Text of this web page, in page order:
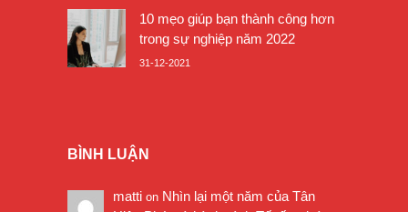
10 mẹo giúp bạn thành công hơn
trong sự nghiệp năm 2022
31-12-2021
BÌNH LUẬN
matti on Nhìn lại một năm của Tân